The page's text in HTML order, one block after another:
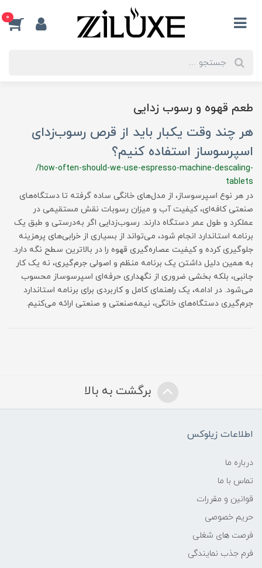
0
طعم قهوه و رسوب زدایی
هر چند وقت یکبار باید از قرص رسوب‌زدای
اسپرسوساز استفاده کنیم؟
/how-often-should-we-use-espresso-machine-descaling-
tablets
در هر نوع اسپرسوساز، از مدل‌های خانگی ساده گرفته تا دستگاه‌های
صنعتی کافه‌ای، کیفیت آب و میزان رسوبات نقش مستقیمی در
عملکرد و طول عمر دستگاه دارند. رسوب‌زدایی اگر به‌درستی و طبق یک
برنامه استاندارد انجام شود، می‌تواند از بسیاری از خرابی‌های پرهزینه
جلوگیری کرده و کیفیت عصاره‌گیری قهوه را در بالاترین سطح نگه دارد.
به همین دلیل داشتن یک برنامه منظم و اصولی جرم‌گیری، نه یک کار
جانبی، بلکه بخشی ضروری از نگهداری حرفه‌ای اسپرسوساز محسوب
می‌شود. در ادامه، یک راهنمای کامل و کاربردی برای برنامه استاندارد
جرم‌گیری دستگاه‌های خانگی، نیمه‌صنعتی و صنعتی ارائه می‌کنیم.
برگشت به بالا
اطلاعات زیلوکس
درباره ما
تماس با ما
قوانین و مقررات
حریم خصوصی
فرصت های شغلی
فرم جذب نمایندگی